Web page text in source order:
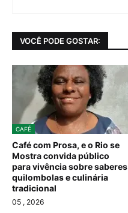
VOCÊ PODE GOSTAR:
CAFÉ
Café com Prosa, e o Rio se
Mostra convida público
para vivência sobre saberes
quilombolas e culinária
tradicional
05 , 2026